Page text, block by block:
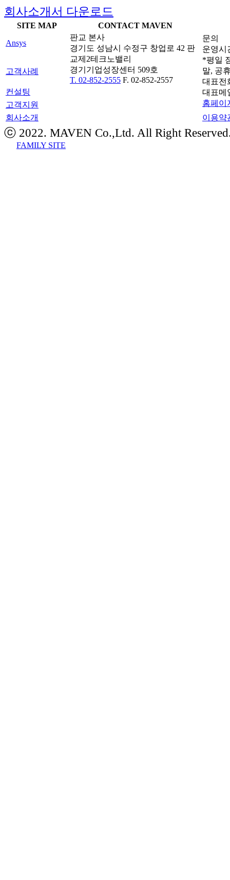
회사소개서 다운로드
SITE MAP
CONTACT MAVEN
Ansys
판교 본사
경기도 성남시 수정구 창업로 42 판
교제2테크노밸리
경기기업성장센터 509호
T. 02-852-2555 F. 02-852-2557
문의
운영시
*평일
말, 공
대표전
대표메
홈페이
고객사례
컨설팅
고객지원
회사소개
이용약
ⓒ 2022. MAVEN Co.,Ltd. All Right
FAMILY SITE